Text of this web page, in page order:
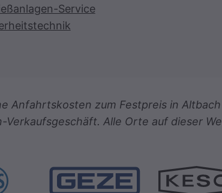
Service
Anfahrtskosten zum Festpreis in
Alle Orte auf dieser